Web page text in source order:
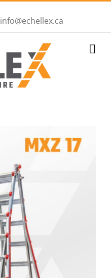
info@echellex.ca